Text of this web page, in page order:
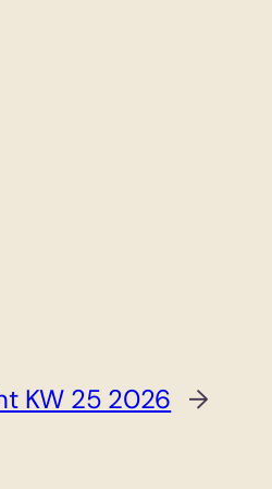
KW 25 2026 →